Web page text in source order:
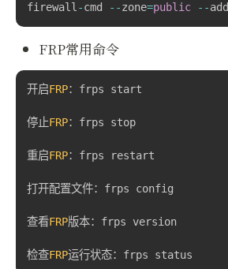
firewall -cmd --zone=public --add
FRP常用命令
开启FRP：frps start
停止FRP：frps stop
重启FRP：frps restart
打开配置文件：frps config
查看FRP版本：frps version
检查FRP运行状态：frps status